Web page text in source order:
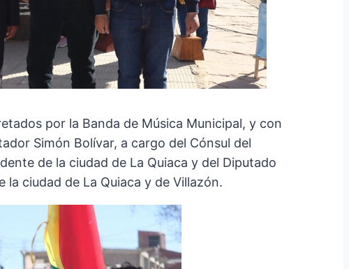
por la Banda de Música Municipal, y con
Simón Bolívar, a cargo del Cónsul del
de la ciudad de La Quiaca y del Diputado
ciudad de La Quiaca y de Villazón.